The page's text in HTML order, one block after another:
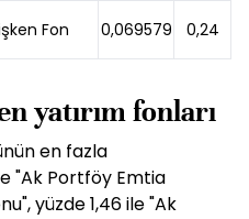
Fon 0,069579 0,24
yatırım fonları
en fazla
"Ak Portföy Emtia
yüzde 1,46 ile "Ak